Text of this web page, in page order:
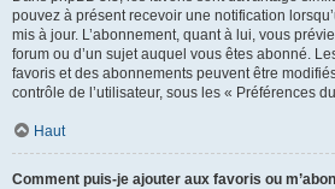
pouvez à présent recevoir une notification
mis à jour. L’abonnement, quant à lui, vous
forum ou d’un sujet auquel vous êtes abonné.
favoris et des abonnements peuvent être
contrôle de l’utilisateur, sous les « Préférences
Haut
Comment puis-je ajouter aux favoris ou